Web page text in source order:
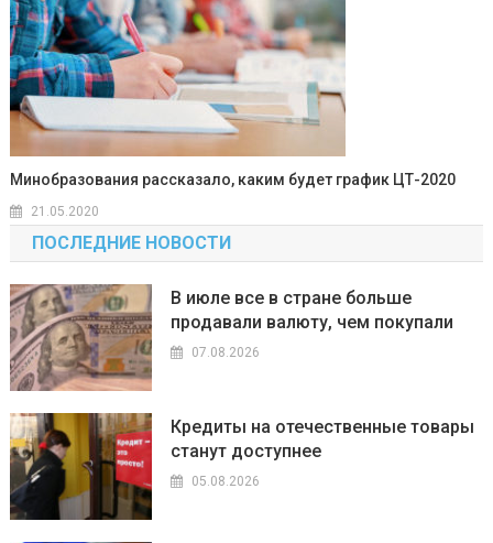
Минобразования рассказало, каким будет график ЦТ-2020
21.05.2020
ПОСЛЕДНИЕ НОВОСТИ
В июле все в стране больше
продавали валюту, чем покупали
07.08.2026
Кредиты на отечественные товары
станут доступнее
05.08.2026